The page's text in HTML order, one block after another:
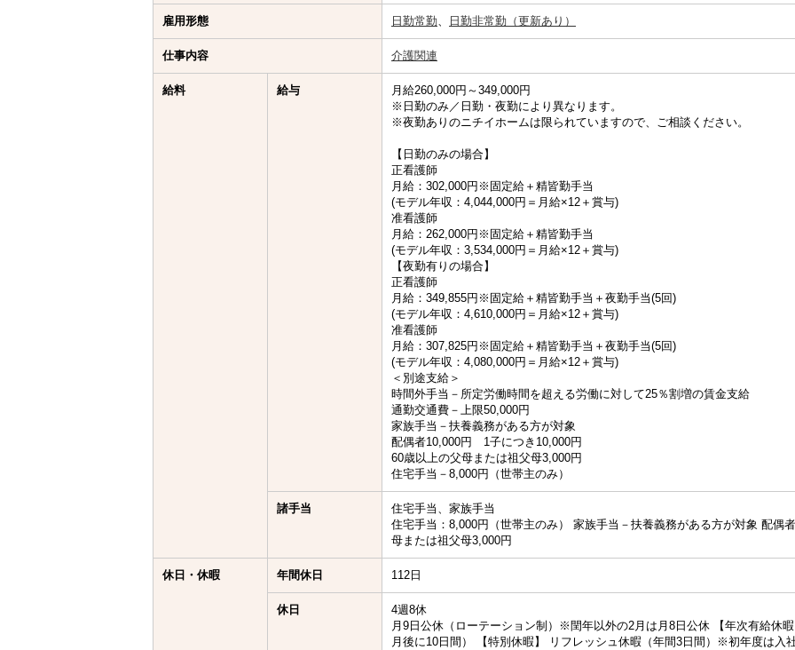
雇用形態 日勤常勤、 日勤非常勤（更新あり）
仕事内容 介護関連
給料 給与
月給260,000円～349,000円
※日勤のみ／日勤・夜勤により異なります。
※夜勤ありのニチイホームは限られていますので、ご相談ください。
【日勤のみの場合】
正看護師
月給：302,000円※固定給＋精皆勤手当
(モデル年収：4,044,000円＝月給×12＋賞与)
准看護師
月給：262,000円※固定給＋精皆勤手当
(モデル年収：3,534,000円＝月給×12＋賞与)
【夜勤有りの場合】
正看護師
月給：349,855円※固定給＋精皆勤手当＋夜勤手当(5回)
(モデル年収：4,610,000円＝月給×12＋賞与)
准看護師
月給：307,825円※固定給＋精皆勤手当＋夜勤手当(5回)
(モデル年収：4,080,000円＝月給×12＋賞与)
＜別途支給＞
時間外手当－所定労働時間を超える労働に対して25％割増の賃金支給
通勤交通費－上限50,000円
家族手当－扶養義務がある方が対象
配偶者10,000円 1子につき10,000円
60歳以上の父母または祖父母3,000円
住宅手当－8,000円（世帯主のみ）
諸手当
住宅手当、家族手当
住宅手当：8,000円（世帯主のみ） 家族手当－扶養義務がある方が対象 配
母または祖父母3,000円
休日・休暇 年間休日 112日
休日
4週8休
月9日公休（ローテーション制）※閏年以外の2月は月8日公休 【年次有給休
月後に10日間） 【特別休暇】 リフレッシュ休暇（年間3日間）※初年度は入